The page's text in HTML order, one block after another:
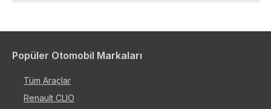
Popüler Otomobil Markaları
Tüm Araçlar
Renault CLIO